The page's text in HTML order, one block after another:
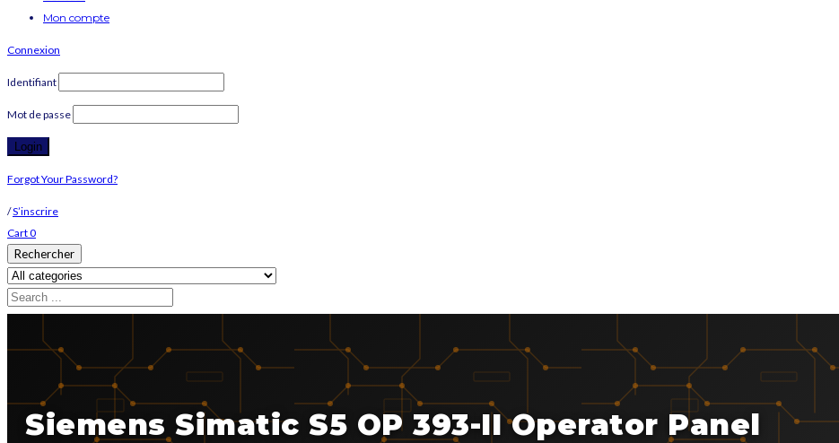
Mon compte
Connexion
Identifiant
Mot de passe
Forgot Your Password?
/S’inscrire
Cart0
Rechercher
Siemens Simatic S5 OP 393-II Operator Panel